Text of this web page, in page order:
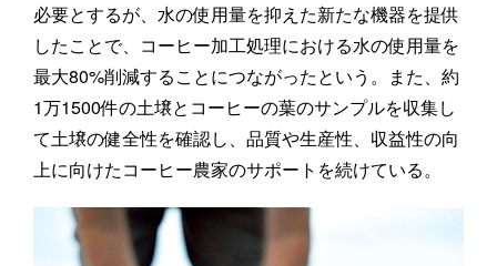
必要とするが、水の使用量を抑えた新たな機器を提供
したことで、コーヒー加工処理における水の使用量を
最大80%削減することにつながったという。また、約
1万1500件の土壌とコーヒーの葉のサンプルを収集し
て土壌の健全性を確認し、品質や生産性、収益性の向
上に向けたコーヒー農家のサポートを続けている。